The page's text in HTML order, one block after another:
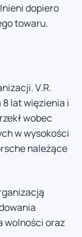
dopiero
towaru.
V.R.
8 lat więzienia i
wobec
w wysokości
należące
wolności oraz